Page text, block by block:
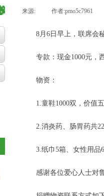
来源: 作者:pmo5c7961
8月6日早上，联席会秘
专款：现金1000元，西
物资：
1.童鞋1000双，价值五
2.消炎药、肠胃药共22
3.纸巾5箱、女性用品6
感谢各位爱心人士对鲁